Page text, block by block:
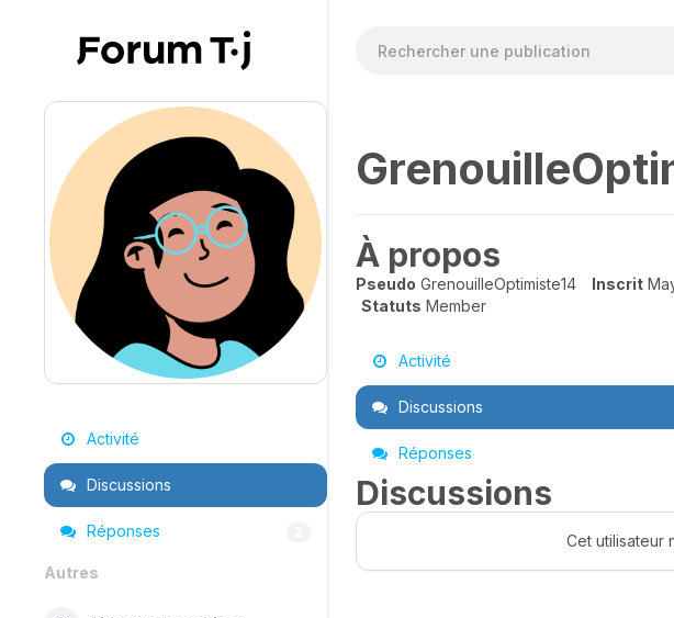
Activité
Discussions
Réponses
Autres
À propos
Pseudo GrenouilleOptimiste14 Inscrit
Statuts Member
Activité
Discussions
Réponses
Discussions
Cet utilisateur